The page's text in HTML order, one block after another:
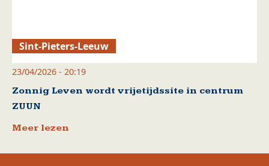
Sint-Pieters-Leeuw
23/04/2026 - 20:19
Zonnig Leven wordt vrijetijdssite in centrum
ZUUN
Meer lezen